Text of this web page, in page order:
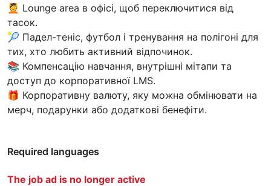
💆 Lounge area в офісі, щоб переключитися від
тасок.
🎾 Падел-теніс, футбол і тренування на полігоні для
тих, хто любить активний відпочинок.
📚 Компенсацію навчання, внутрішні мітапи та
доступ до корпоративної LMS.
🎁 Корпоративну валюту, яку можна обмінювати на
мерч, подарунки або додаткові бенефіти.
Required languages
The job ad is no longer active